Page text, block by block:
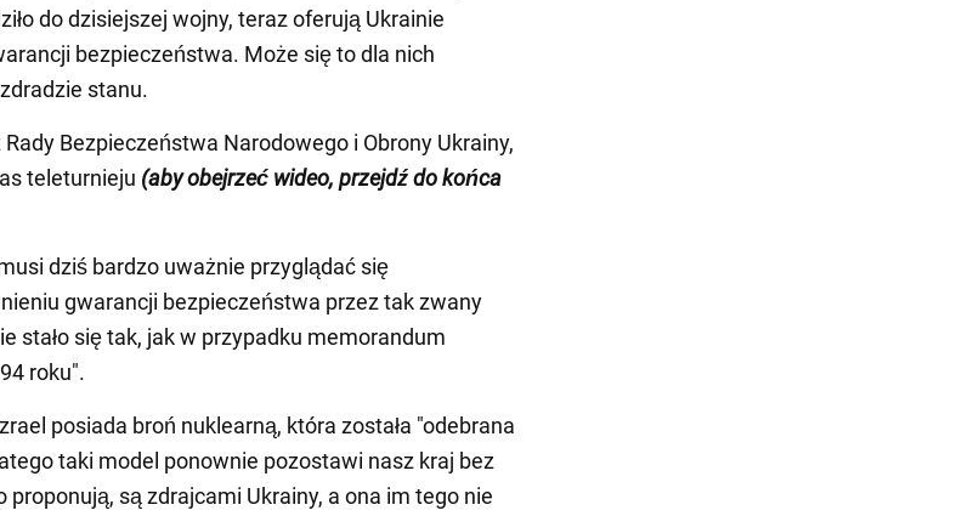
do dzisiejszej wojny, teraz oferują Ukrainie
bezpieczeństwa. Może się to dla nich
stanu.
Bezpieczeństwa Narodowego i Obrony Ukrainy,
teleturnieju (aby obejrzeć wideo, przejdź do końca
dziś bardzo uważnie przyglądać się
gwarancji bezpieczeństwa przez tak zwany
stało się tak, jak w przypadku memorandum
roku".
posiada broń nuklearną, która została "odebrana
taki model ponownie pozostawi nasz kraj bez
proponują, są zdrajcami Ukrainy, a ona im tego nie